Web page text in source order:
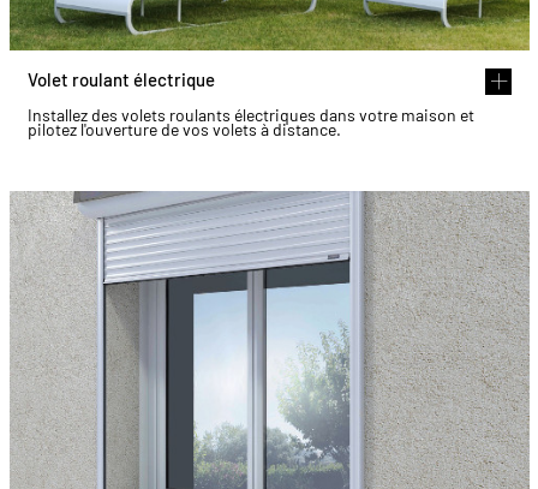
Volet roulant électrique
Installez des volets roulants électriques dans votre maison et
pilotez l'ouverture de vos volets à distance.